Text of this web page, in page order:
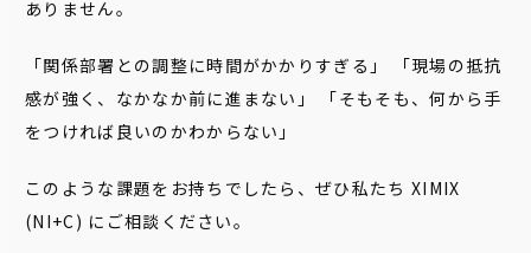
ありません。
「関係部署との調整に時間がかかりすぎる」 「現場の抵抗
感が強く、なかなか前に進まない」 「そもそも、何から手
をつければ良いのかわからない」
このような課題をお持ちでしたら、ぜひ私たち XIMIX
(NI+C) にご相談ください。